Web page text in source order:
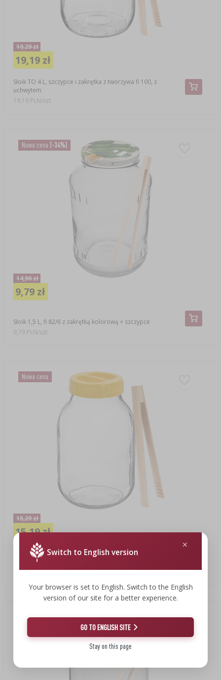
Słoik TO 4 L, szczypce i zakrętka z tworzywa fi 100, z
uchwytem
19,29 zł
19,19 zł
19,19 PLN/szt.
Nowa cena (-34%)
Słoik 1,5 L, fi 82/6 z zakrętką kolorową + szczypce
14,90 zł
9,79 zł
9,79 PLN/szt.
Nowa cena
Słoik twist-off 3 L, szczypce i zakrętka z tworzywa fi 100, z
uchwytem
15,29 zł
15,19 zł
15,19 PLN/szt.
Nowa cena(-23%)
Switch to English version
Your browser is set to English. Switch to the English
version of our site for a better experience.
GO TO ENGLISH SITE
Stay on this page